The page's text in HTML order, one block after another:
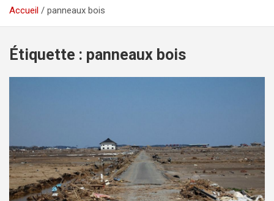
Accueil panneaux bois
Étiquette : panneaux bois